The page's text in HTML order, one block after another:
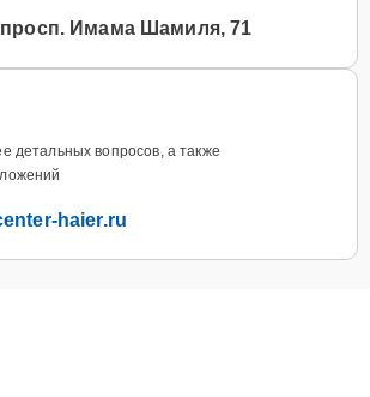
просп. Имама Шамиля, 71
детальных вопросов, а также
haier.ru